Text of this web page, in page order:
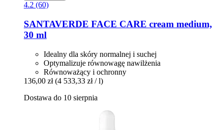
4.2 (60)
SANTAVERDE FACE CARE cream medium,
30 ml
Idealny dla skóry normalnej i suchej
Optymalizuje równowagę nawilżenia
Równoważący i ochronny
136,00 zł (4 533,33 zł / l)
Dostawa do 10 sierpnia